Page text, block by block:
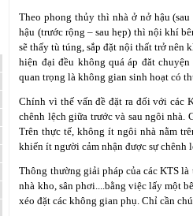
Theo phong thủy thì nhà ở nở hậu
hậu (trước rộng – sau hẹp) thì nội khí
sẽ thấy tù túng, sắp đặt nội thất trở
hiện đại đều không quá áp đăt
quan trọng là không gian sinh hoạt có
Chính vì thế vấn đề đặt ra đối với các
chênh lệch giữa trước và sau ngôi nhà.
Trên thực tế, không ít ngôi nhà nằm
khiến ít người cảm nhận được sự chênh
Thông thường giải pháp của các KTS
nhà kho, sân phơi....bằng việc lấy một
xéo đặt các không gian phụ. Chỉ cần